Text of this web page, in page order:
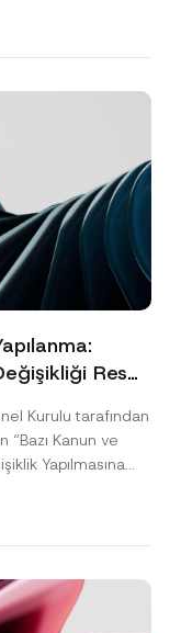
Resmî
Kurulu tarafından
Kanun ve
Yapılmasına